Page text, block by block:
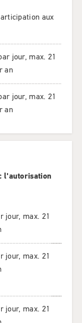
aux
jour, max. 21
an
jour, max. 21
an
l'autorisation
jour, max. 21
jour, max. 21
jour, max. 21